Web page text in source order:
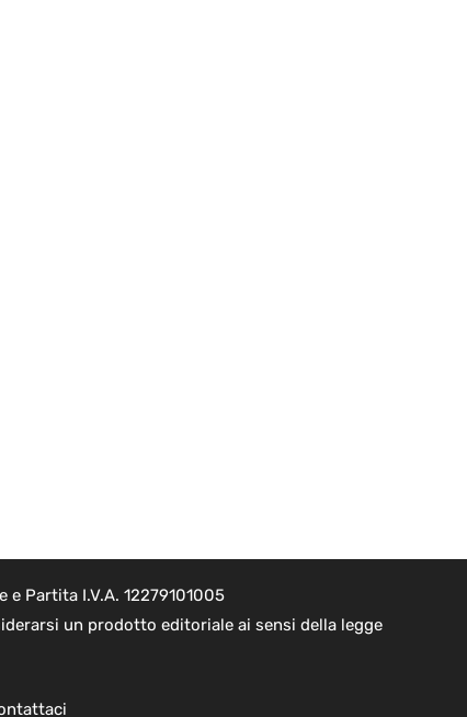
e Partita I.V.A. 12279101005
un prodotto editoriale ai sensi della legge